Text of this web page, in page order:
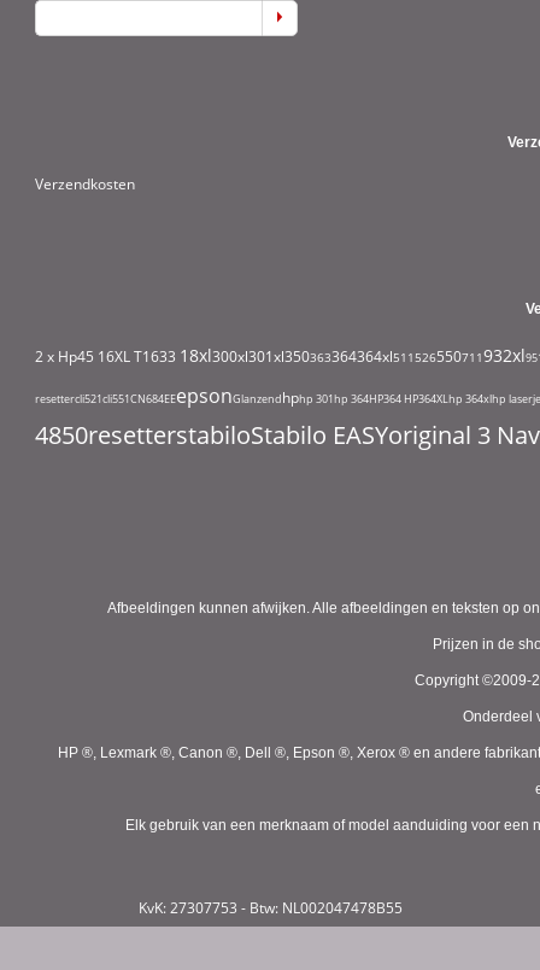
Verzendkosten
2 x Hp45 16XL T1633 18xl300xl301xl350363364364xl511 526550711932xl
resettercli521cli551CN684EEepsonGlanzendhphp 301hp 364HP364 HP364XLhp 364xlhp
4850resetterstabiloStabilo EASYoriginal 3
Afbeeldingen kunnen afwijken. Alle afbeeldingen en teksten op
Prijzen in de
Copyright ©2009-
Onderdeel
HP ®, Lexmark ®, Canon ®, Dell ®, Epson ®, Xerox ® en andere
Elk gebruik van een merknaam of model aanduiding voor
KvK: 27307753 - Btw: NL002047478B55